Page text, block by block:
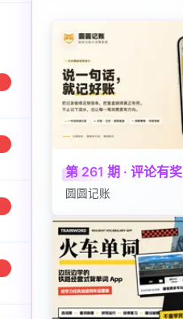
第 261 期 · 评论有奖
圆圆记账